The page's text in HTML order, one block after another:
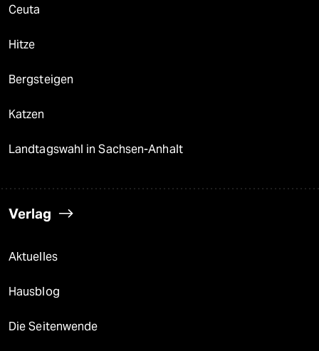
Ceuta
Hitze
Bergsteigen
Katzen
Landtagswahl in Sachsen-Anhalt
Verlag
Aktuelles
Hausblog
Die Seitenwende